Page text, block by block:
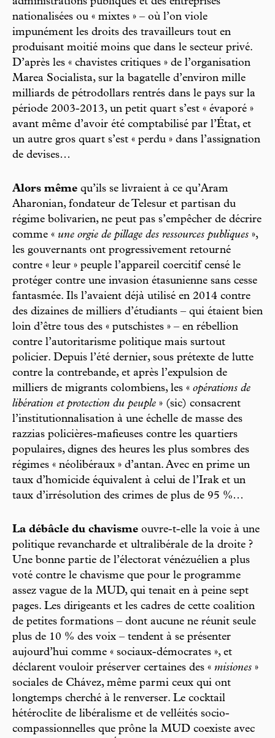
nationalisées ou « mixtes » – où l’on viole
impunément les droits des travailleurs tout en
produisant moitié moins que dans le secteur privé.
D’après les « chavistes critiques » de l’organisation
Marea Socialista, sur la bagatelle d’environ mille
milliards de pétrodollars rentrés dans le pays sur la
période 2003-2013, un petit quart s’est « évaporé »
avant même d’avoir été comptabilisé par l’État, et
un autre gros quart s’est « perdu » dans l’assignation
de devises…
Alors même qu’ils se livraient à ce qu’Aram
Aharonian, fondateur de Telesur et partisan du
régime bolivarien, ne peut pas s’empêcher de décrire
comme « une orgie de pillage des ressources publiques »,
les gouvernants ont progressivement retourné
contre « leur » peuple l’appareil coercitif censé le
protéger contre une invasion étasunienne sans cesse
fantasmée. Ils l’avaient déjà utilisé en 2014 contre
des dizaines de milliers d’étudiants – qui étaient bien
loin d’être tous des « putschistes » – en rébellion
contre l’autoritarisme politique mais surtout
policier. Depuis l’été dernier, sous prétexte de lutte
contre la contrebande, et après l’expulsion de
milliers de migrants colombiens, les « opérations de
libération et protection du peuple » (sic) consacrent
l’institutionnalisation à une échelle de masse des
razzias policières-mafieuses contre les quartiers
populaires, dignes des heures les plus sombres des
régimes « néolibéraux » d’antan. Avec en prime un
taux d’homicide équivalent à celui de l’Irak et un
taux d’irrésolution des crimes de plus de 95 %…
La débâcle du chavisme ouvre-t-elle la voie à une
politique revancharde et ultralibérale de la droite ?
Une bonne partie de l’électorat vénézuélien a plus
voté contre le chavisme que pour le programme
assez vague de la MUD, qui tenait en à peine sept
pages. Les dirigeants et les cadres de cette coalition
de petites formations – dont aucune ne réunit seule
plus de 10 % des voix – tendent à se présenter
aujourd’hui comme « sociaux-démocrates », et
déclarent vouloir préserver certaines des « misiones »
sociales de Chávez, même parmi ceux qui ont
longtemps cherché à le renverser. Le cocktail
hétéroclite de libéralisme et de velléités socio-
compassionnelles que prône la MUD coexiste avec